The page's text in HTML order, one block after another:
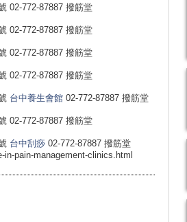
02-772-87887 撥筋堂
02-772-87887 撥筋堂
02-772-87887 撥筋堂
02-772-87887 撥筋堂
台中養生會館 02-772-87887 撥筋堂
02-772-87887 撥筋堂
台中刮痧 02-772-87887 撥筋堂
pain-management-clinics.html